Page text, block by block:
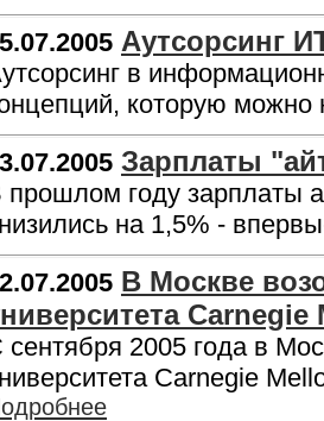
Аутсорсинг
в
которую
Зарплаты
прошлом году зарплаты
на 1,5% -
В Москве
Carnegie
сентября 2005 года в
Carnegie